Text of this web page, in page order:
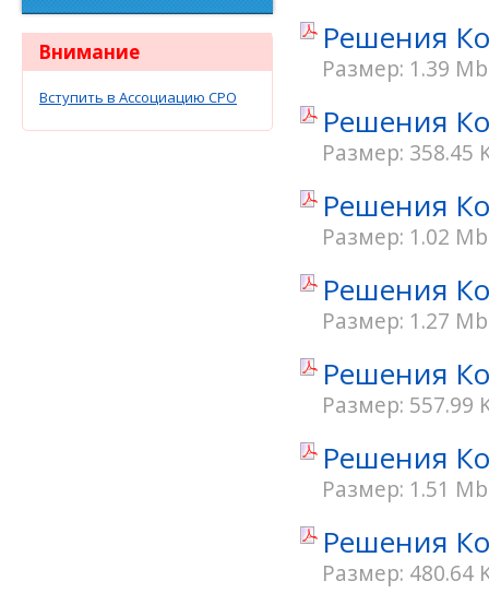
Решения
Размер: 1.39 Mb
Решения
Размер: 358.45
Решения
Размер: 1.02 Mb
Решения
Размер: 1.27 Mb
Решения
Размер: 557.99
Решения
Размер: 1.51 Mb
Решения
Размер: 480.64
Внимание
Вступить в Ассоциацию СРО